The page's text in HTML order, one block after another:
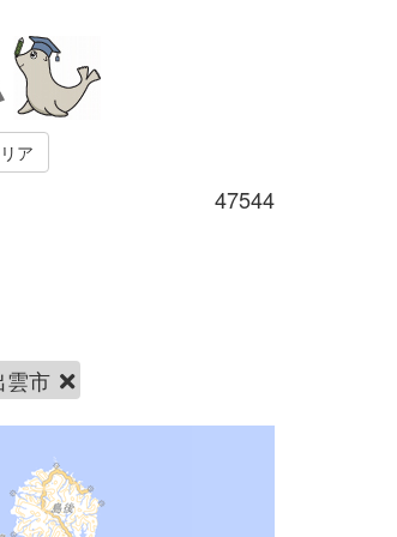
ア
47544
雲市